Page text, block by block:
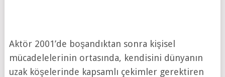
Aktör 2001’de boşandıktan sonra kişisel
mücadelelerinin ortasında, kendisini dünyanın
uzak köşelerinde kapsamlı çekimler gerektiren